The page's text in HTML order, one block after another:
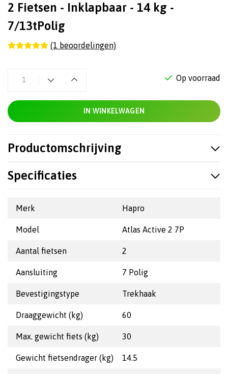
2 Fietsen - Inklapbaar - 14 kg -
7/13tPolig
(1 beoordelingen)
Op voorraad
IN WINKELWAGEN
Productomschrijving
Specificaties
Merk Hapro
Model Atlas Active 2 7P
Aantal fietsen 2
Aansluiting 7 Polig
Bevestigingstype Trekhaak
Draaggewicht (kg) 60
Max. gewicht fiets (kg) 30
Gewicht fietsendrager (kg) 14.5